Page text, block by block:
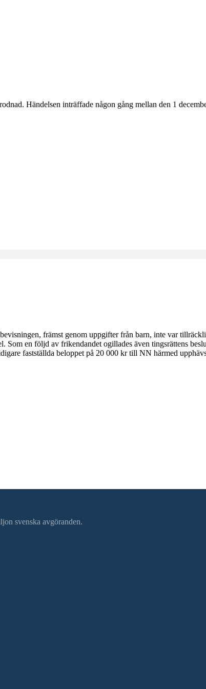
Händelsen inträffade någon gång mellan den 1
främst genom uppgifter från barn, inte var
en följd av frikendandet ogillades även tingsrättens
fastställda beloppet på 20 000 kr till NN härmed
svenska avgöranden.